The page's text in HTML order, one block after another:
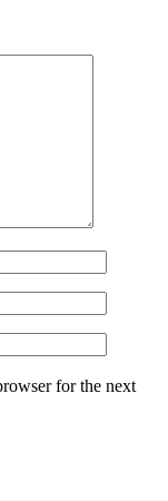
for the next